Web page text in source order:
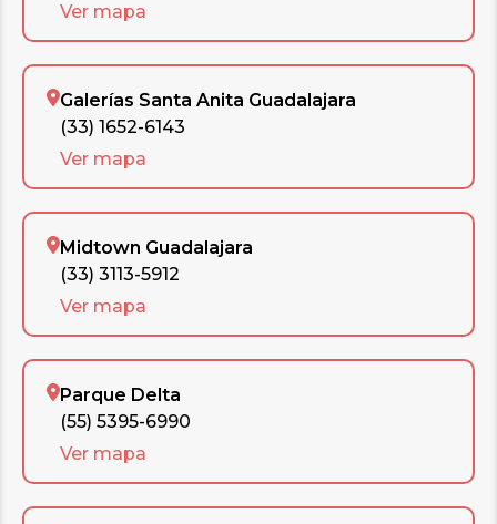
Ver mapa
Galerías Santa Anita Guadalajara
(33) 1652-6143
Ver mapa
Midtown Guadalajara
(33) 3113-5912
Ver mapa
Parque Delta
(55) 5395-6990
Ver mapa